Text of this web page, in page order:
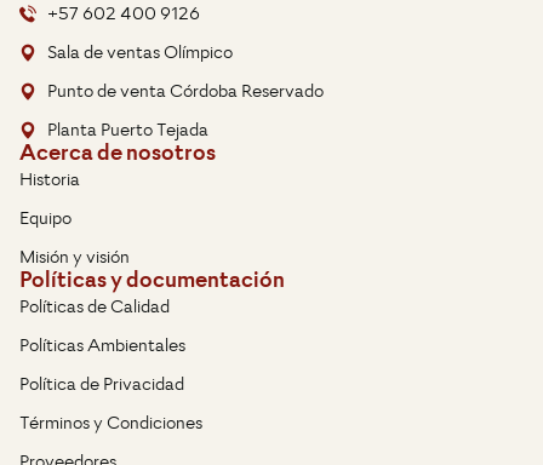
+57 602 400 9126
Sala de ventas Olímpico
Punto de venta Córdoba Reservado
Planta Puerto Tejada
Acerca de nosotros
Historia
Equipo
Misión y visión
Políticas y documentación
Políticas de Calidad
Políticas Ambientales
Política de Privacidad
Términos y Condiciones